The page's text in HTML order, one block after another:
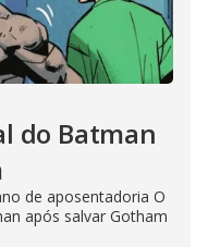
do Batman
de aposentadoria O
após salvar Gotham